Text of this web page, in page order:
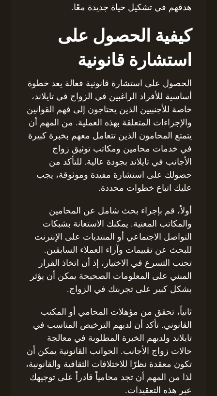
هدفهم في تشكيل حياة جديدة معًا.
كيفية الحصول على
استشارة قانونية
الحصول على استشارة قانونية فعالة يعد خطوة
أساسية للأفراد الراغبين في الزواج في تايلاند،
خاصة للأجنبيين الذين يحتاجون إلى فهم القوانين
والإجراءات المتعلقة بهذه العملية. من المهم أن
يتمتع المحامون الذين تتعامل معهم بخبرة كبيرة
في خدمات محامين ومكاتب توثيق زواج
الأجانب في تايلاند بجودة عالية. للتأكد من
حصولك على استشارة مفيدة وموثوقة، يجب
عليك اتباع خطوات محددة.
أولاً، قم بإجراء بحث شامل عن المحامين
والمكاتب المعنية. يمكنك الاستعانة بشبكات
التواصل الاجتماعي أو المنتديات على الإنترنت
للبحث عن تقييمات وآراء العملاء السابقين.
تجنب التسرع في الاختيار، إذ أن اتخاذ القرار
المبني على المعلومات الصحيحة يمكن أن يؤثر
بشكل كبير على تجربتك في الزواج.
ثانياً، تحقق من مؤهلات المحامي أو المكتب
القانوني. تأكد أن لديهم الترخيص المناسب في
تايلاند ولديهم الخبرة المطلوبة في معالجة
حالات زواج الأجانب. الجوانب القانونية يمكن أن
تكون معقدة نظرًا للاختلافات الثقافية والقانونية،
لذا من المهم أن تجد محامياً قادراً على توجيهك
عبر هذه التعقيدات.